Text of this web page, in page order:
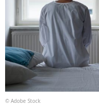
© Adobe Stock